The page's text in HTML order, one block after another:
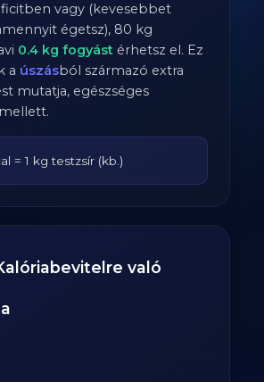
vagy (kevesebbet
égetsz), 80 kg
0.4 kg fogyást érhetsz el. Ez
a úszásból származó extra
mutatja, egészséges
= 1 kg testzsír (kb.)
való